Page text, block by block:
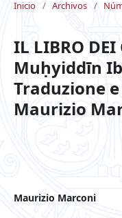
Inicio / Archivos /
IL LIBRO DEI
Muḥyiddīn
Traduzione
Maurizio
Maurizio Marconi